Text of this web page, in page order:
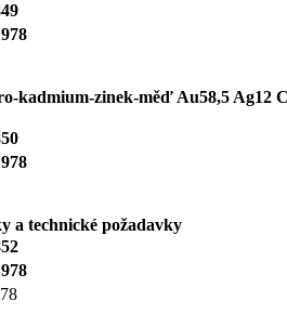
kadmium-zinek-měď Au58,5 Ag12
a technické požadavky